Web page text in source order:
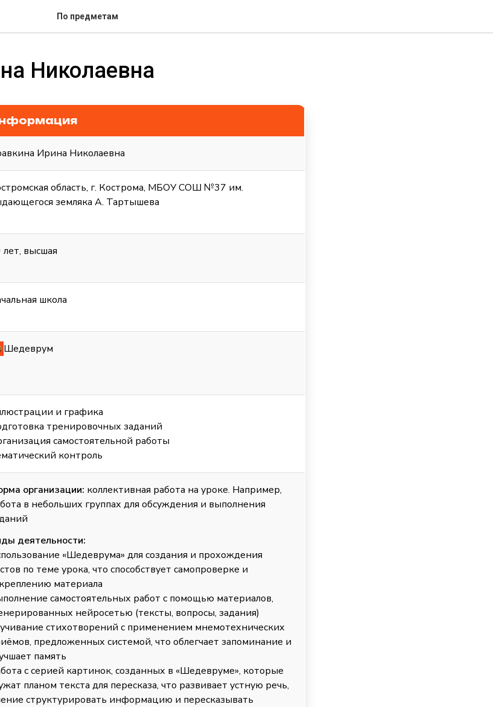
По предметам
Николаевна
Ирина Николаевна
область, г. Кострома, МБОУ СОШ №37 им.
земляка А. Тартышева
лет, высшая
школа
Шедеврум
и графика
тренировочных заданий
самостоятельной работы
контроль
организации: коллективная работа на уроке. Например,
в небольших группах для обсуждения и выполнения
деятельности:
«Шедеврума» для создания и прохождения
по теме урока, что способствует самопроверке и
материала
самостоятельных работ с помощью материалов,
нейросетью (тексты, вопросы, задания)
стихотворений с применением мнемотехнических
предложенных системой, что облегчает запоминание и
память
с серией картинок, созданных в «Шедевруме», которые
планом текста для пересказа, что развивает устную речь,
структурировать информацию и пересказывать